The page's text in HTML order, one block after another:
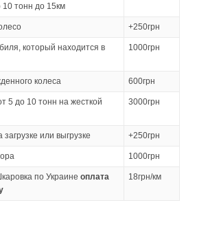
10 тонн до 15км
+250грн
который находится в
1000грн
колеса 600грн
5 до 10 тонн на жесткой
3000грн
или выгрузке +250грн
1000грн
по Украине оплата
18грн/км